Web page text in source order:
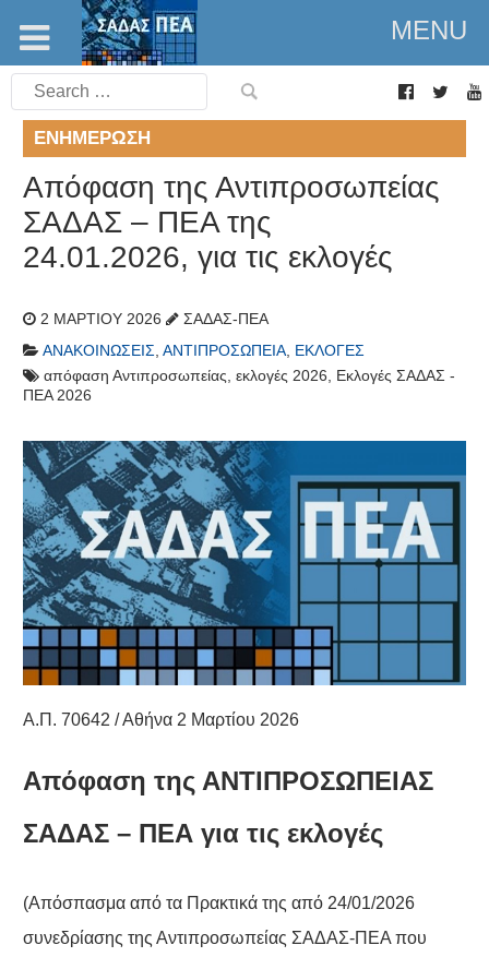
MENU
Search
for:
ΕΝΗΜΈΡΩΣΗ
Απόφαση της Αντιπροσωπείας
ΣΑΔΑΣ – ΠΕΑ της
24.01.2026, για τις εκλογές
2 ΜΑΡΤΊΟΥ 2026
ΣΑΔΑΣ-ΠΕΑ
ΑΝΑΚΟΙΝΏΣΕΙΣ, ΑΝΤΙΠΡΟΣΩΠΕΊΑ, ΕΚΛΟΓΈΣ
απόφαση Αντιπροσωπείας, εκλογές 2026, Εκλογές ΣΑΔΑΣ -
ΠΕΑ 2026
Α.Π. 70642 / Αθήνα 2 Μαρτίου 2026
Απόφαση της ΑΝΤΙΠΡΟΣΩΠΕΙΑΣ
ΣΑΔΑΣ – ΠΕΑ για τις εκλογές
(Απόσπασμα από τα Πρακτικά της από 24/01/2026
συνεδρίασης της Αντιπροσωπείας ΣΑΔΑΣ-ΠΕΑ που